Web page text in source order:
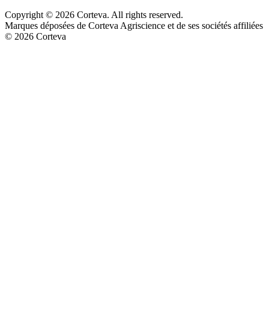
Copyright © 2026 Corteva. All rights reserved.
Marques déposées de Corteva Agriscience et de ses sociétés affiliées
© 2026 Corteva